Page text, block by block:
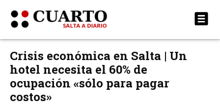
Crisis económica en Salta | Un
hotel necesita el 60% de
ocupación «sólo para pagar
costos»